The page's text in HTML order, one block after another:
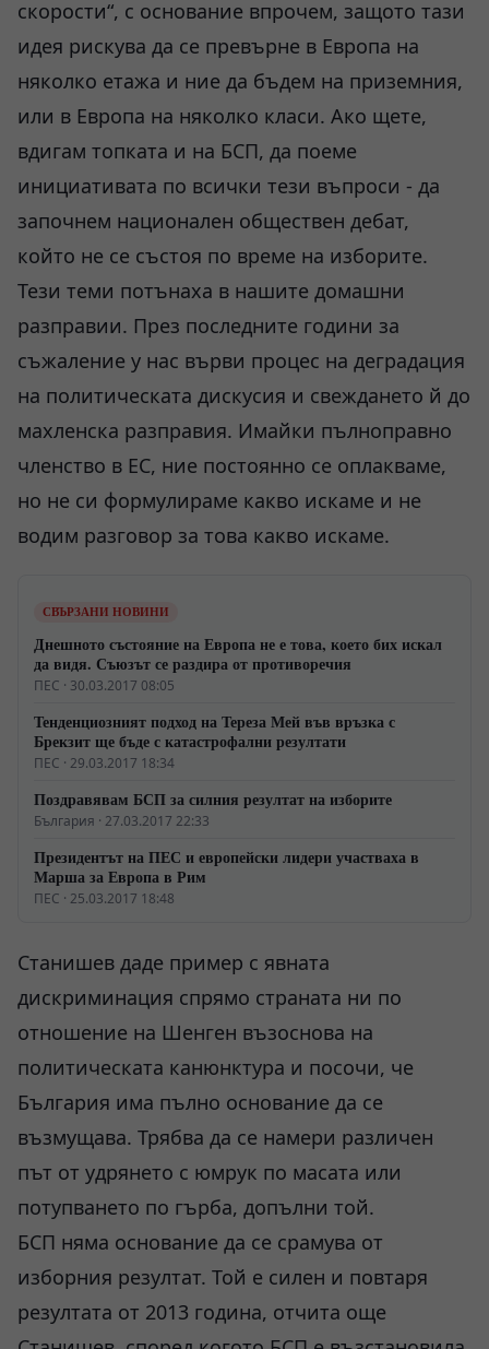
скорости“, с основание впрочем, защото тази
идея рискува да се превърне в Европа на
няколко етажа и ние да бъдем на приземния,
или в Европа на няколко класи. Ако щете,
вдигам топката и на БСП, да поеме
инициативата по всички тези въпроси - да
започнем национален обществен дебат,
който не се състоя по време на изборите.
Тези теми потънаха в нашите домашни
разправии. През последните години за
съжаление у нас върви процес на деградация
на политическата дискусия и свеждането й до
махленска разправия. Имайки пълноправно
членство в ЕС, ние постоянно се оплакваме,
но не си формулираме какво искаме и не
водим разговор за това какво искаме.
СВЪРЗАНИ НОВИНИ
Днешното състояние на Европа не е това, което бих искал
да видя. Съюзът се раздира от противоречия
ПЕС · 30.03.2017 08:05
Тенденциозният подход на Тереза Мей във връзка с
Брекзит ще бъде с катастрофални резултати
ПЕС · 29.03.2017 18:34
Поздравявам БСП за силния резултат на изборите
България · 27.03.2017 22:33
Президентът на ПЕС и европейски лидери участваха в
Марша за Европа в Рим
ПЕС · 25.03.2017 18:48
Станишев даде пример с явната
дискриминация спрямо страната ни по
отношение на Шенген възоснова на
политическата канюнктура и посочи, че
България има пълно основание да се
възмущава. Трябва да се намери различен
път от удрянето с юмрук по масата или
потупването по гърба, допълни той.
БСП няма основание да се срамува от
изборния резултат. Той е силен и повтаря
резултата от 2013 година, отчита още